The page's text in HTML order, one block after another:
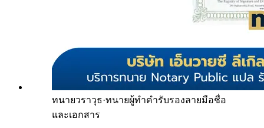
ทนายวราวุธ·ทนายผู้ทำคำรับรองลายมือชื่อ
และเอกสาร